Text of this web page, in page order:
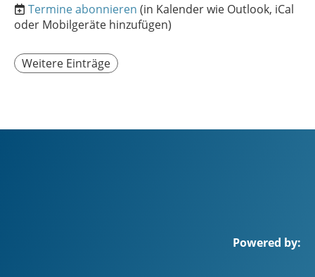
Termine abonnieren (in Kalender wie Outlook, iCal
oder Mobilgeräte hinzufügen)
Weitere Einträge
Powered by: